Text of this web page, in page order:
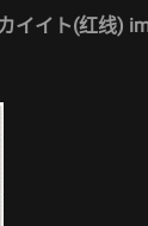
イイト(红线)